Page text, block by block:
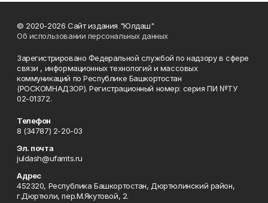
© 2020-2026 Сайт издания "Юлдаш"
Об использовании персональных данных
Зарегистрировано Федеральной службой по надзору в сфере
связи , информационных технологий и массовых
коммуникаций по Республике Башкортостан
(РОСКОМНАДЗОР). Регистрационный номер: серия ПИ №ТУ
02-01372.
Телефон
8 (34787) 2-20-03
Эл. почта
juldash@ufamts.ru
Адрес
452320, Республика Башкортостан, Дюртюлинский район,
г.Дюртюли, пер.М.Якутовой, 2.